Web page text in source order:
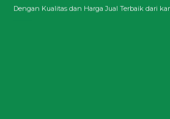
Dengan Kualitas dan Harga Jual Terbaik dari